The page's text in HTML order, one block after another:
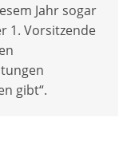
Jahr sogar
1. Vorsitzende
gibt“.